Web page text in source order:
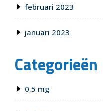
februari 2023
januari 2023
Categorieën
0.5 mg